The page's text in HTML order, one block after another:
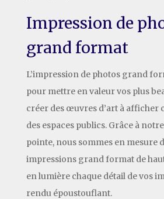
Impression de
grand format
L’impression de photos grand
pour mettre en valeur vos plus
créer des œuvres d’art à afficher
des espaces publics. Grâce à
pointe, nous sommes en mesure
impressions grand format de
en lumière chaque détail de vos
rendu époustouflant.